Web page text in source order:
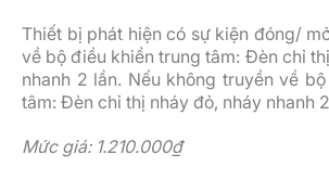
Thiết bị phát hiện có sự kiện đóng/
về bộ điều khiển trung tâm: Đèn chỉ
nhanh 2 lần. Nếu không truyền về
tâm: Đèn chỉ thị nháy đỏ, nháy nhanh
Mức giá: 1.210.000₫